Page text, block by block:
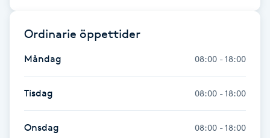
Föning
Gel naglar
Gelenaglar
Gellack
Ordinarie öppettider
Måndag 08:00 - 18:00
Tisdag 08:00 - 18:00
Onsdag 08:00 - 18:00